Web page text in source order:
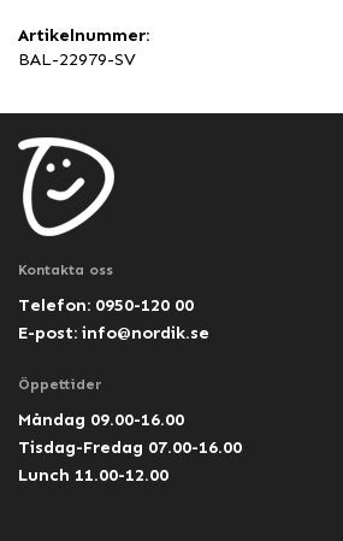
Artikelnummer:
BAL-22979-SV
Kontakta oss
Telefon: 0950-120 00
E-post: info@nordik.se
Öppettider
Måndag 09.00-16.00
Tisdag-Fredag 07.00-16.00
Lunch 11.00-12.00